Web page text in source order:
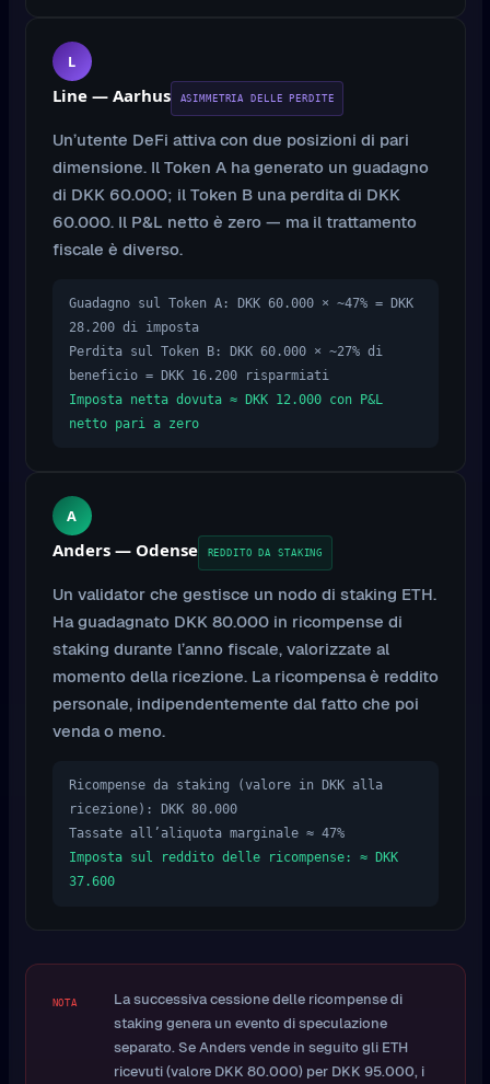
L
Line — Aarhus ASIMMETRIA DELLE PERDITE
Un’utente DeFi attiva con due posizioni di pari
dimensione. Il Token A ha generato un guadagno
di DKK 60.000; il Token B una perdita di DKK
60.000. Il P&L netto è zero — ma il trattamento
fiscale è diverso.
Guadagno sul Token A: DKK 60.000 × ~47% = DKK
28.200 di imposta
Perdita sul Token B: DKK 60.000 × ~27% di
beneficio = DKK 16.200 risparmiati
Imposta netta dovuta ≈ DKK 12.000 con P&L
netto pari a zero
A
Anders — Odense REDDITO DA STAKING
Un validator che gestisce un nodo di staking ETH.
Ha guadagnato DKK 80.000 in ricompense di
staking durante l’anno fiscale, valorizzate al
momento della ricezione. La ricompensa è reddito
personale, indipendentemente dal fatto che poi
venda o meno.
Ricompense da staking (valore in DKK alla
ricezione): DKK 80.000
Tassate all’aliquota marginale ≈ 47%
Imposta sul reddito delle ricompense: ≈ DKK
37.600
NOTA
La successiva cessione delle ricompense di
staking genera un evento di speculazione
separato. Se Anders vende in seguito gli ETH
ricevuti (valore DKK 80.000) per DKK 95.000, i